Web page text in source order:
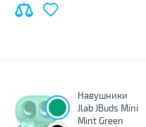
Навушники
Jlab JBuds Mini
Mint Green